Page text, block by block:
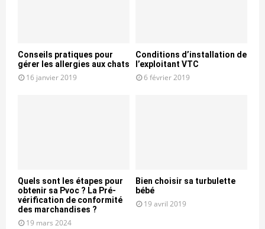
Conseils pratiques pour
gérer les allergies aux chats
16 janvier 2019
Conditions d’installation de
l’exploitant VTC
6 février 2019
Quels sont les étapes pour
obtenir sa Pvoc ? La Pré-
vérification de conformité
des marchandises ?
19 mars 2024
Bien choisir sa turbulette
bébé
19 avril 2019